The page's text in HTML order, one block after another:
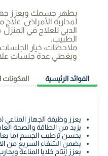
يطهر جسمك ويعزز
لمحاربة الأمراض.
الدبي للعلاج في
الطبيب.
ملاحظات: خيار
ويغطي عدة جلسات
الفوائد الرئيسية المكونات
يعزز وظيفة الجهاز
يزيد من الطاقة والصحة
يحسن ترطيب الجسم (ما يعادل 15 لتر من
يضمن الشفاء السريع من
يعزز إنتاج خلايا المناعة